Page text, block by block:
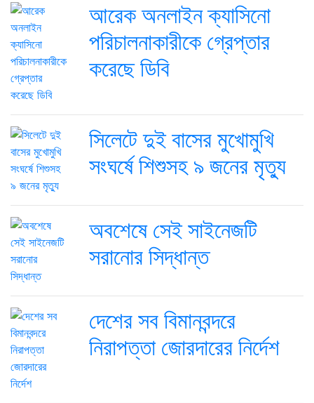
আরেক অনলাইন ক্যাসিনো
পরিচালনাকারীকে গ্রেপ্তার
করেছে ডিবি
সিলেটে দুই বাসের মুখোমুখি
সংঘর্ষে শিশুসহ ৯ জনের মৃত্যু
অবশেষে সেই সাইনেজটি
সরানোর সিদ্ধান্ত
দেশের সব বিমানবন্দরে
নিরাপত্তা জোরদারের নির্দেশ